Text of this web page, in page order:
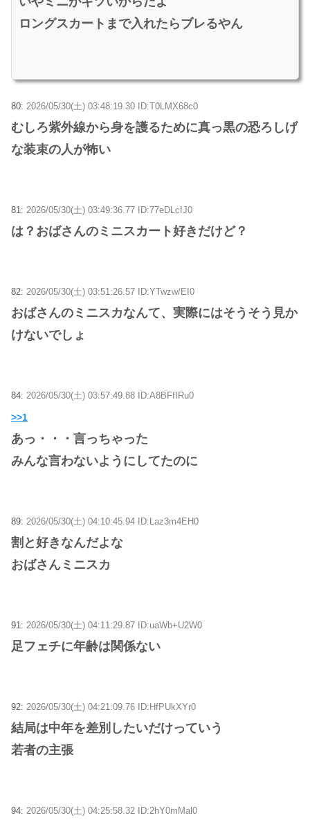
ロングスカートまで入れたらブレるやん
80: 2026/05/30(土) 03:48:19.30 ID:T0LMX68c0
むしろ紫外線から身を護るために真っ黒の恐ろしげ
な装束の人が怖い
81: 2026/05/30(土) 03:49:36.77 ID:77eDLcIJ0
は？おばさんのミニスカート好きだけど？
82: 2026/05/30(土) 03:51:26.57 ID:YTwzw/EI0
おばさんのミニスカなんて、実際にはそうそう見か
けないでしょ
84: 2026/05/30(土) 03:57:49.88 ID:A8BFfIRu0
>>1
あっ・・・言っちゃった
みんな言わないようにしてたのに
89: 2026/05/30(土) 04:10:45.94 ID:Laz3m4EH0
割と好きなんだよな
おばさんミニスカ
91: 2026/05/30(土) 04:11:29.87 ID:uaWb+U2W0
足フェチに年齢は関係ない
92: 2026/05/30(土) 04:21:09.76 ID:HfPUkXYr0
結局は中年を差別したいだけっていう
若者の主張
94: 2026/05/30(土) 04:25:58.32 ID:2hY0mMal0